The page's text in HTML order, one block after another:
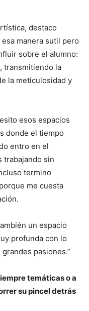
destaco
manera sutil pero
sobre el alumno:
transmitiendo la
la meticulosidad y
esos espacios
donde el tiempo
entro en el
trabajando sin
termino
me cuesta
un espacio
profunda con lo
pasiones.”
temáticas o a
su pincel detrás